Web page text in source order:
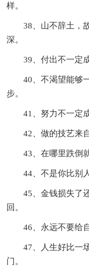
样。
38、山不辞土，
深。
39、付出不一定
40、不渴望能够
步。
41、努力不一定
42、做的技艺来
43、在哪里跌倒
44、不是你比别
45、金钱损失了
回。
46、永远不要给
47、人生好比一
门。